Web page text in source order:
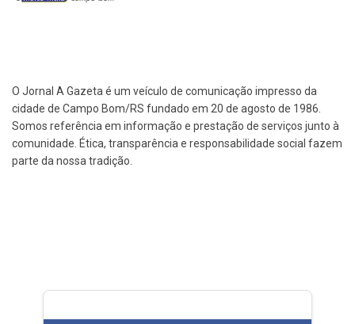
O Jornal A Gazeta é um veículo de comunicação impresso da
cidade de Campo Bom/RS fundado em 20 de agosto de 1986.
Somos referência em informação e prestação de serviços junto à
comunidade. Ética, transparência e responsabilidade social fazem
parte da nossa tradição.